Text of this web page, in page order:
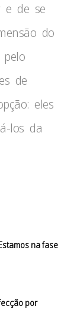
e de se
do
de
eles
los da
na fase
por